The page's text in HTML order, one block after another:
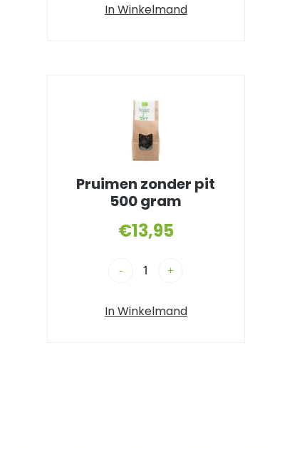
In Winkelmand
Pruimen zonder pit
500 gram
€13,95
- +
In Winkelmand